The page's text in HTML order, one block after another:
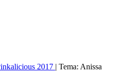
2017 | Tema: Anissa